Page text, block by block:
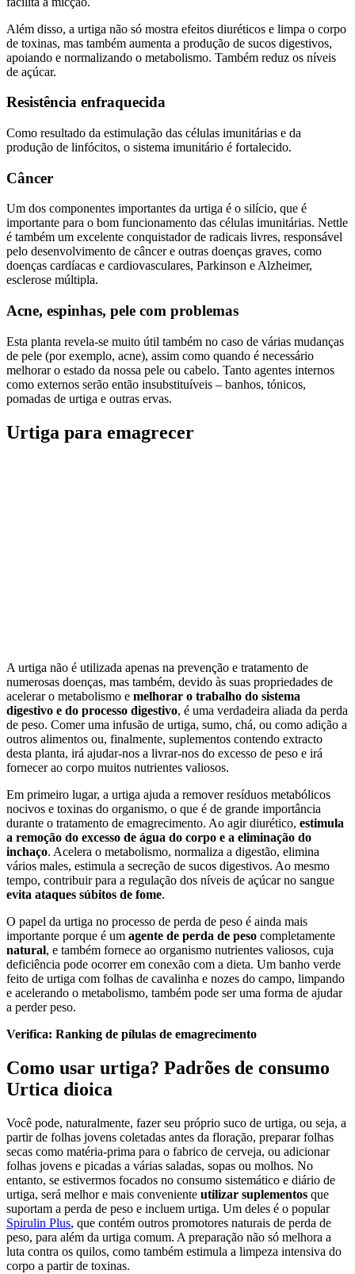
Além disso, a urtiga não só mostra efeitos diuréticos e limpa o corpo
de toxinas, mas também aumenta a produção de sucos digestivos,
apoiando e normalizando o metabolismo. Também reduz os níveis
de açúcar.
Resistência enfraquecida
Como resultado da estimulação das células imunitárias e da
produção de linfócitos, o sistema imunitário é fortalecido.
Câncer
Um dos componentes importantes da urtiga é o silício, que é
importante para o bom funcionamento das células imunitárias. Nettle
é também um excelente conquistador de radicais livres, responsável
pelo desenvolvimento de câncer e outras doenças graves, como
doenças cardíacas e cardiovasculares, Parkinson e Alzheimer,
esclerose múltipla.
Acne, espinhas, pele com problemas
Esta planta revela-se muito útil também no caso de várias mudanças
de pele (por exemplo, acne), assim como quando é necessário
melhorar o estado da nossa pele ou cabelo. Tanto agentes internos
como externos serão então insubstituíveis – banhos, tónicos,
pomadas de urtiga e outras ervas.
Urtiga para emagrecer
A urtiga não é utilizada apenas na prevenção e tratamento de
numerosas doenças, mas também, devido às suas propriedades de
acelerar o metabolismo e melhorar o trabalho do sistema
digestivo e do processo digestivo, é uma verdadeira aliada da perda
de peso. Comer uma infusão de urtiga, sumo, chá, ou como adição a
outros alimentos ou, finalmente, suplementos contendo extracto
desta planta, irá ajudar-nos a livrar-nos do excesso de peso e irá
fornecer ao corpo muitos nutrientes valiosos.
Em primeiro lugar, a urtiga ajuda a remover resíduos metabólicos
nocivos e toxinas do organismo, o que é de grande importância
durante o tratamento de emagrecimento. Ao agir diurético, estimula
a remoção do excesso de água do corpo e a eliminação do
inchaço. Acelera o metabolismo, normaliza a digestão, elimina
vários males, estimula a secreção de sucos digestivos. Ao mesmo
tempo, contribuir para a regulação dos níveis de açúcar no sangue
evita ataques súbitos de fome.
O papel da urtiga no processo de perda de peso é ainda mais
importante porque é um agente de perda de peso completamente
natural, e também fornece ao organismo nutrientes valiosos, cuja
deficiência pode ocorrer em conexão com a dieta. Um banho verde
feito de urtiga com folhas de cavalinha e nozes do campo, limpando
e acelerando o metabolismo, também pode ser uma forma de ajudar
a perder peso.
Verifica: Ranking de pílulas de emagrecimento
Como usar urtiga? Padrões de consumo
Urtica dioica
Você pode, naturalmente, fazer seu próprio suco de urtiga, ou seja, a
partir de folhas jovens coletadas antes da floração, preparar folhas
secas como matéria-prima para o fabrico de cerveja, ou adicionar
folhas jovens e picadas a várias saladas, sopas ou molhos. No
entanto, se estivermos focados no consumo sistemático e diário de
urtiga, será melhor e mais conveniente utilizar suplementos que
suportam a perda de peso e incluem urtiga. Um deles é o popular
Spirulin Plus, que contém outros promotores naturais de perda de
peso, para além da urtiga comum. A preparação não só melhora a
luta contra os quilos, como também estimula a limpeza intensiva do
corpo a partir de toxinas.